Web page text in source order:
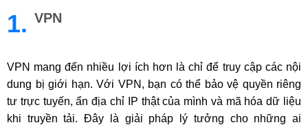
1. VPN
VPN mang đến nhiều lợi ích hơn là chỉ để truy cập các nội
dung bị giới hạn. Với VPN, bạn có thể bảo vệ quyền riêng
tư trực tuyến, ẩn địa chỉ IP thật của mình và mã hóa dữ liệu
khi truyền tải. Đây là giải pháp lý tưởng cho những ai